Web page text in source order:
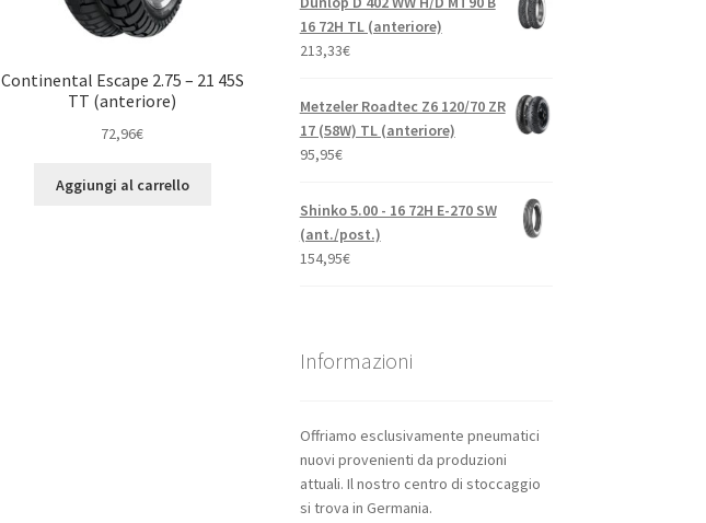
Continental Escape 2.75 – 21 45S
TT (anteriore)
72,96€
Aggiungi al carrello
16 72H TL (anteriore)
213,33€
Metzeler Roadtec Z6 120/70 ZR
17 (58W) TL (anteriore)
95,95€
Shinko 5.00 - 16 72H E-270 SW
(ant./post.)
154,95€
Informazioni
Offriamo esclusivamente pneumatici
nuovi provenienti da produzioni
attuali. Il nostro centro di stoccaggio
si trova in Germania.